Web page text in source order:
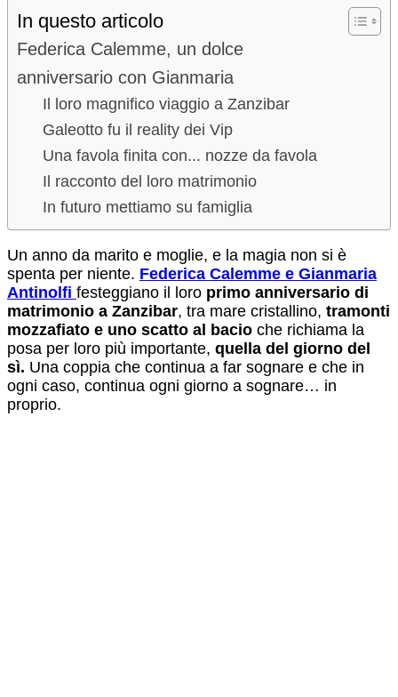
In questo articolo
Federica Calemme, un dolce
anniversario con Gianmaria
Il loro magnifico viaggio a Zanzibar
Galeotto fu il reality dei Vip
Una favola finita con... nozze da favola
Il racconto del loro matrimonio
In futuro mettiamo su famiglia
Un anno da marito e moglie, e la magia non si è
spenta per niente. Federica Calemme e Gianmaria
Antinolfi festeggiano il loro primo anniversario di
matrimonio a Zanzibar, tra mare cristallino, tramonti
mozzafiato e uno scatto al bacio che richiama la
posa per loro più importante, quella del giorno del
sì. Una coppia che continua a far sognare e che in
ogni caso, continua ogni giorno a sognare… in
proprio.